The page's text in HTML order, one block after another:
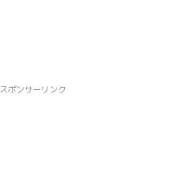
スポンサーリンク